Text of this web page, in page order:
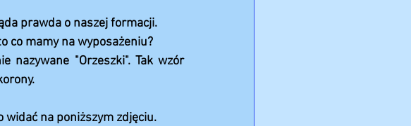
prawda o naszej formacji.
co mamy na wyposażeniu?
nazywane "Orzeszki". Tak wzór
na poniższym zdjęciu.